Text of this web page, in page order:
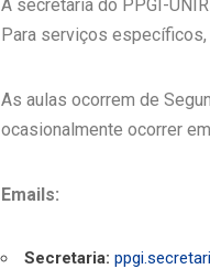
A secretaria do PPGI-
Para serviços
As aulas ocorrem de
ocasionalmente ocorrer
Emails:
Secretaria: